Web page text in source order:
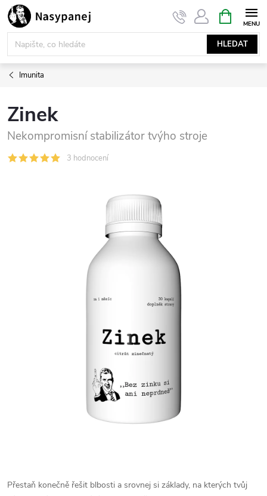
Přejít
na
obsah
HLEDAT
NÁKUPNÍ
KOŠÍK
Imunita
Zinek
Nekompromisní stabilizátor tvýho stroje
3 hodnocení
Přestaň konečně řešit blbosti a srovnej si základy, na kterých tvůj